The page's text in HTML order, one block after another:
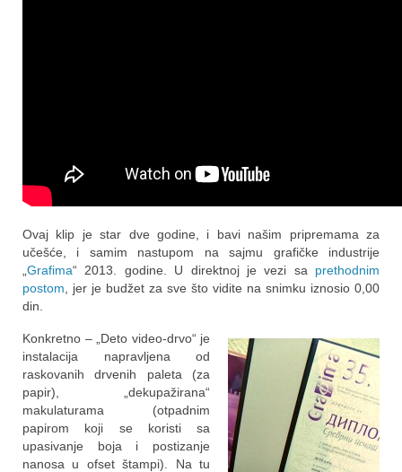
Ovaj klip je star dve godine, i bavi našim pripremama za
učešće, i samim nastupom na sajmu grafičke industrije
Grafima“ 2013. godine. U direktnoj je vezi sa prethodnim
postom , jer je budžet za sve što vidite na snimku iznosio 0,00
din.
Konkretno – „Deto video-drvo“ je
instalacija napravljena od
raskovanih drvenih paleta (za
papir), „dekupažirana“
makulaturama (otpadnim
papirom koji se koristi sa
upasivanje boja i postizanje
nanosa u ofset štampi). Na tu